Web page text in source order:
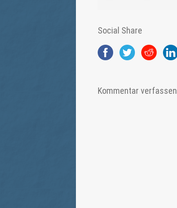
Social Share
Kommentar verfassen